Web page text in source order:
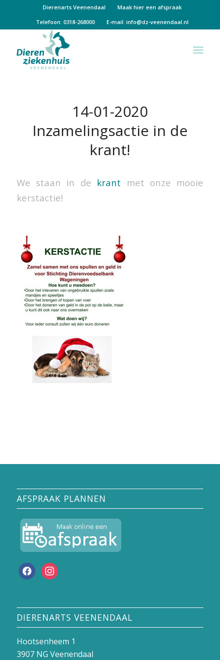
Dierenarts Veenendaal
Maak hier een afspraak
Telefoon: 0318-268000
E-mail:info@dz-veenendaal.nl
14-01-2020
Inzamelingsactie in de
krant!
We staan in de krant met onze mooie
kerstactie!
AFSPRAAK PLANNEN
facebookinstagram
DIERENARTS VEENENDAAL
Hootsenheem 1
3907 NG Veenendaal